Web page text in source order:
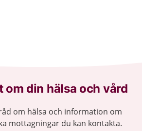
om din hälsa och vård
om hälsa och information om
mottagningar du kan kontakta.